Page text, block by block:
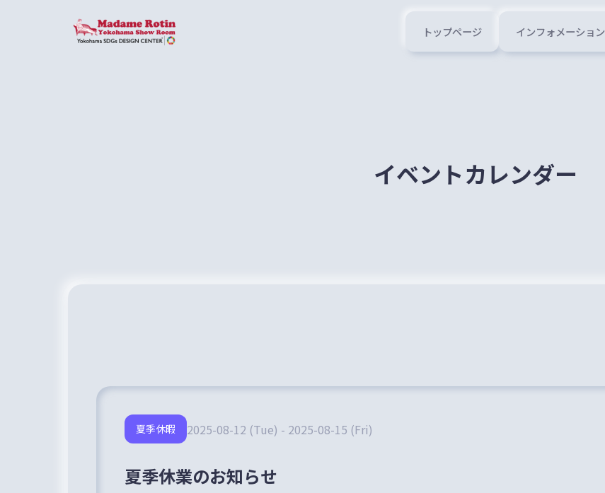
トップページ インフォメーション
イベントカレンダー
夏季休暇 2025-08-12 (Tue) - 2025-08-15 (Fri)
夏季休業のお知らせ